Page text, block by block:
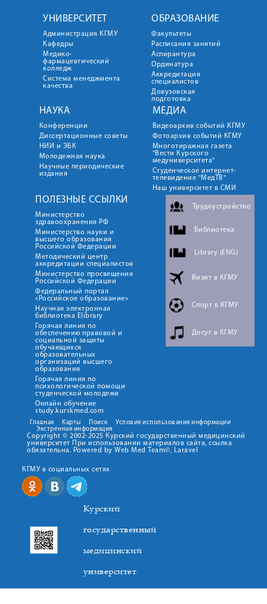
УНИВЕРСИТЕТ
Администрация КГМУ
Кафедры
Медико-
фармацевтический
колледж
Система менеджмента
качества
ОБРАЗОВАНИЕ
Факультеты
Расписания занятий
Аспирантура
Ординатура
Аккредитация
специалистов
Довузовская
подготовка
НАУКА
Конференции
Диссертационные советы
НИИ и ЭБК
Молодежная наука
Научные периодические
издания
МЕДИА
Видеоархив событий КГМУ
Фотоархив событий КГМУ
Многотиражная газета
"Вести Курского
медуниверситета"
Студенческое интернет-
телевидение "МедТВ"
Наш университет в СМИ
ПОЛЕЗНЫЕ ССЫЛКИ
Министерство
здравоохранения РФ
Министерство науки и
высшего образования
Российской Федерации
Методический центр
аккредитации специалистов
Министерство просвещения
Российской Федерации
Федеральный портал
«Российское образование»
Научная электронная
библиотека Elibrary
Горячая линия по
обеспечению правовой и
социальной защиты
обучающихся
образовательных
организаций высшего
образования
Горячая линия по
психологической помощи
студенческой молодежи
Онлайн обучение
study.kurskmed.com
Трудоустройство
Библиотека
Library (ENG)
Визит в КГМУ
Спорт в КГМУ
Досуг в КГМУ
Главная Карты Поиск
Условия использования информации
Экстренная информация
Copyright © 2002-2025 Курский государственный медицинский
университет При использовании материалов сайта, ссылка
обязательна. Powered by Web Med Team©, Laravel
КГМУ в социальных сетях
Курский
государственный
медицинский
университет